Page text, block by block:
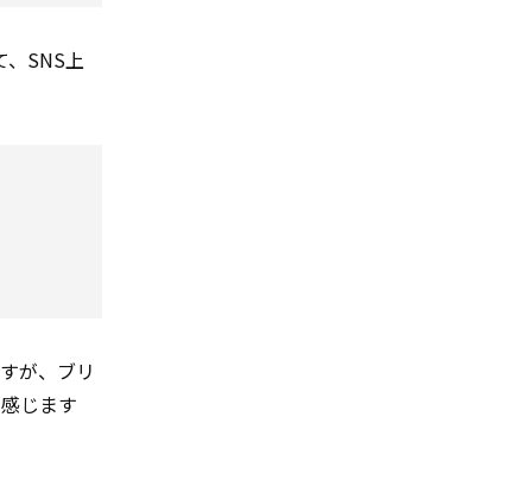
、SNS上
が、ブリ
じます